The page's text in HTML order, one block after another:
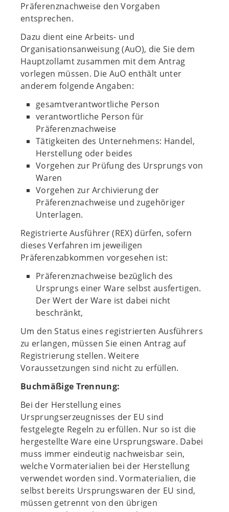
Präferenznachweise den Vorgaben
entsprechen.
Dazu dient eine Arbeits- und
Organisationsanweisung (AuO), die Sie dem
Hauptzollamt zusammen mit dem Antrag
vorlegen müssen. Die AuO enthält unter
anderem folgende Angaben:
gesamtverantwortliche Person
verantwortliche Person für
Präferenznachweise
Tätigkeiten des Unternehmens: Handel,
Herstellung oder beides
Vorgehen zur Prüfung des Ursprungs von
Waren
Vorgehen zur Archivierung der
Präferenznachweise und zugehöriger
Unterlagen.
Registrierte Ausführer (REX) dürfen, sofern
dieses Verfahren im jeweiligen
Präferenzabkommen vorgesehen ist:
Präferenznachweise bezüglich des
Ursprungs einer Ware selbst ausfertigen.
Der Wert der Ware ist dabei nicht
beschränkt,
Um den Status eines registrierten Ausführers
zu erlangen, müssen Sie einen Antrag auf
Registrierung stellen. Weitere
Voraussetzungen sind nicht zu erfüllen.
Buchmäßige Trennung:
Bei der Herstellung eines
Ursprungserzeugnisses der EU sind
festgelegte Regeln zu erfüllen. Nur so ist die
hergestellte Ware eine Ursprungsware. Dabei
muss immer eindeutig nachweisbar sein,
welche Vormaterialien bei der Herstellung
verwendet worden sind. Vormaterialien, die
selbst bereits Ursprungswaren der EU sind,
müssen getrennt von den übrigen